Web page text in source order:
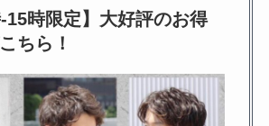
-15時限定】大好評のお得
ちら！